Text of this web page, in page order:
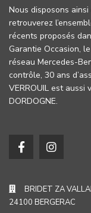
Nous disposons ainsi
retrouverez
récents proposés
Garantie Occasion,
réseau Mercedes-
contrôle, 30 ans
VERROUIL est
DORDOGNE.
BRIDET ZA
24100 BERGERAC